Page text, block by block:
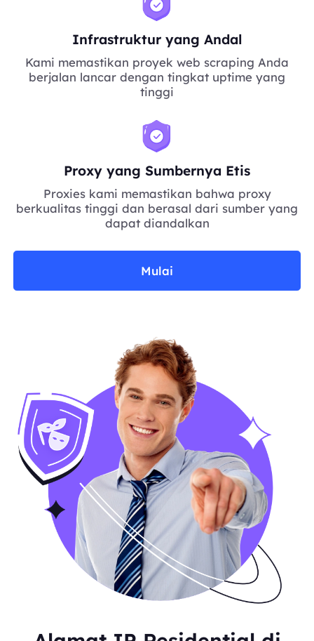
Infrastruktur yang Andal
Kami memastikan proyek web scraping Anda
berjalan lancar dengan tingkat uptime yang
tinggi
Proxy yang Sumbernya Etis
Proxies kami memastikan bahwa proxy
berkualitas tinggi dan berasal dari sumber yang
dapat diandalkan
Mulai